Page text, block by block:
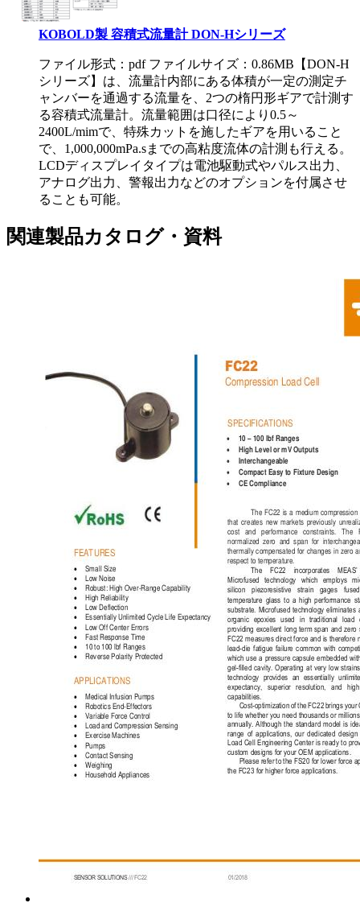
KOBOLD製 容積式流量計 DON-Hシリーズ
ファイル形式：pdf ファイルサイズ：0.86MB 【DON-H
シリーズ】は、流量計内部にある体積が一定の測定チ
ャンバーを通過する流量を、2つの楕円形ギアで計測す
る容積式流量計。流量範囲は口径により0.5～
2400L/mimで、特殊カットを施したギアを用いること
で、1,000,000mPa.sまでの高粘度流体の計測も行える。
LCDディスプレイタイプは電池駆動式やパルス出力、
アナログ出力、警報出力などのオプションを付属させ
ることも可能。
関連製品カタログ・資料